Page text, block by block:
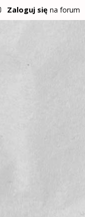
Zaloguj się na forum